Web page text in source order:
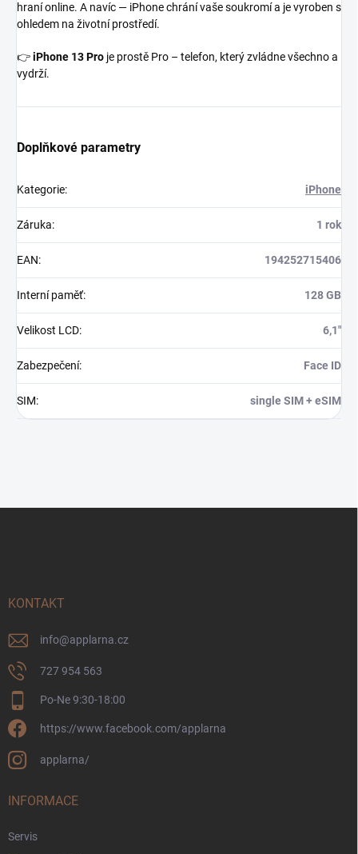
hraní online. A navíc — iPhone chrání vaše soukromí a je vyroben s
ohledem na životní prostředí.
👉iPhone 13 Pro je prostě Pro – telefon, který zvládne všechno a
vydrží.
Doplňkové parametry
Kategorie: iPhone
Záruka: 1 rok
EAN: 194252715406
Interní paměť: 128 GB
Velikost LCD: 6,1"
Zabezpečení: Face ID
SIM: single SIM + eSIM
KONTAKT
info@applarna.cz
727 954 563
Po-Ne 9:30-18:00
https://www.facebook.com/applarna
applarna/
INFORMACE
Servis